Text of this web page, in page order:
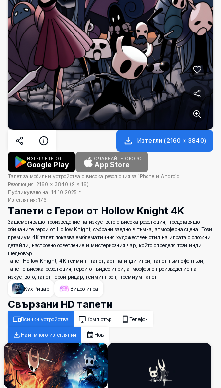
Изтегли (2160 × 3840)
ИЗТЕГЛЕТЕ ОТ
Google Play
ОЧАКВАЙТЕ СКОРО
App Store
Тапет за мобилни устройства с висока резолюция за iPhone и Android
Резолюция: 2160 × 3840 (9 × 16)
Публикувано на: 14.10.2025 г.
Изтегляния: 176
Тапети с Герои от Hollow Knight 4K
Зашеметяващо произведение на изкуството с висока резолюция, представящо
обичаните герои от Hollow Knight, събрани заедно в тъмна, атмосферна сцена. Този
премиум 4K тапет показва емблематичния художествен стил на играта с сложни
детайли, настроено осветление и мистериозния чар, който определя този инди
шедьовър.
тапет Hollow Knight, 4K гейминг тапет, арт на инди игри, тапет тъмно фентъзи,
тапет с висока резолюция, герои от видео игри, атмосферно произведение на
изкуството, тапет герой рицар, гейминг фон, премиум тапет
Кух Рицар
Видео игра
Свързани HD тапети
Всички устройства Компютър Телефон
Най-много изтегляния Нов